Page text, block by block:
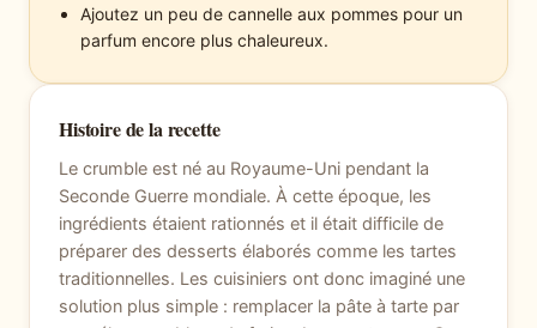
Ajoutez un peu de cannelle aux pommes pour un
parfum encore plus chaleureux.
Histoire de la recette
Le crumble est né au Royaume-Uni pendant la
Seconde Guerre mondiale. À cette époque, les
ingrédients étaient rationnés et il était difficile de
préparer des desserts élaborés comme les tartes
traditionnelles. Les cuisiniers ont donc imaginé une
solution plus simple : remplacer la pâte à tarte par